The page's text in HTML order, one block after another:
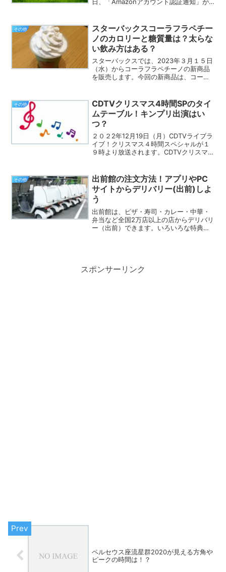
にアクセスして個人情報を絶対に入力し
ないようにしてく...
その他
スターバックスコーラフラペチー
ノのカロリーと糖質量は？太らな
い飲み方はある？
スターバックスでは、2023年３月１５日
（水）からコーラフラペチーノの新商品
を販売します。今回の新商品は、コーラ
が、高カロリーともっぱらの評判のフラ
ペチーノ。さらにコー...
その他
CDTVクリスマス4時間SPのタイ
ムテーブル！キンプリ出演はい
つ？
２０２2年12月19日（月）CDTVライブラ
イブ！クリスマス４時間スペシャルが１
９時より放送されます。CDTVクリスマス
ます。キンプリやなにわ男子やSnow
Manなど...
その他
出前館の注文方法！アプリやPC
サイトからデリバリー(出前)しよ
う
出前館は、ピザ・寿司・カレー・中華・
弁当など全国2万店以上の店からデリバリ
ー（出前）できます。いろいろな特典や
スポンサーリンク
ペルセウス座流星群2020が見える方角や
ピークの時間は！？